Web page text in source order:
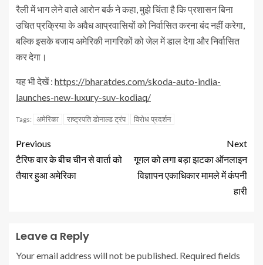
रैली में भाग लेने वाले आरोन बर्क ने कहा, मुझे चिंता है कि प्रशासन बिना
उचित प्रक्रिया के अवैध आप्रवासियों को निर्वासित करना बंद नहीं करेगा,
बल्कि इसके बजाय अमेरिकी नागरिकों को जेल में डाल देगा और निर्वासित
कर देगा।
यह भी देखें : https://bharatdes.com/skoda-auto-india-
launches-new-luxury-suv-kodiaq/
Tags: अमेरिका राष्ट्रपति डोनाल्ड ट्रंप विरोध प्रदर्शन
Previous
टैरिफ वार के बीच चीन से वार्ता को
तैयार हुआ अमेरिका
Next
गूगल को लगा बड़ा झटका ऑनलाइन
विज्ञापन एकाधिकार मामले में कंपनी
हारी
Leave a Reply
Your email address will not be published. Required fields